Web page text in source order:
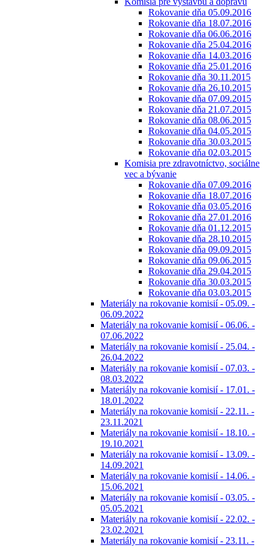
Rokovanie dňa 05.09.2016
Rokovanie dňa 18.07.2016
Rokovanie dňa 06.06.2016
Rokovanie dňa 25.04.2016
Rokovanie dňa 14.03.2016
Rokovanie dňa 25.01.2016
Rokovanie dňa 30.11.2015
Rokovanie dňa 26.10.2015
Rokovanie dňa 07.09.2015
Rokovanie dňa 21.07.2015
Rokovanie dňa 08.06.2015
Rokovanie dňa 04.05.2015
Rokovanie dňa 30.03.2015
Rokovanie dňa 02.03.2015
Komisia pre zdravotníctvo, sociálne
vec a bývanie
Rokovanie dňa 07.09.2016
Rokovanie dňa 18.07.2016
Rokovanie dňa 03.05.2016
Rokovanie dňa 27.01.2016
Rokovanie dňa 01.12.2015
Rokovanie dňa 28.10.2015
Rokovanie dňa 09.09.2015
Rokovanie dňa 09.06.2015
Rokovanie dňa 29.04.2015
Rokovanie dňa 30.03.2015
Rokovanie dňa 03.03.2015
Materiály na rokovanie komisií - 05.09. -
06.09.2022
Materiály na rokovanie komisií - 06.06. -
07.06.2022
Materiály na rokovanie komisií - 25.04. -
26.04.2022
Materiály na rokovanie komisií - 07.03. -
08.03.2022
Materiály na rokovanie komisií - 17.01. -
18.01.2022
Materiály na rokovanie komisií - 22.11. -
23.11.2021
Materiály na rokovanie komisií - 18.10. -
19.10.2021
Materiály na rokovanie komisií - 13.09. -
14.09.2021
Materiály na rokovanie komisií - 14.06. -
15.06.2021
Materiály na rokovanie komisií - 03.05. -
05.05.2021
Materiály na rokovanie komisií - 22.02. -
23.02.2021
Materiály na rokovanie komisií - 23.11. -